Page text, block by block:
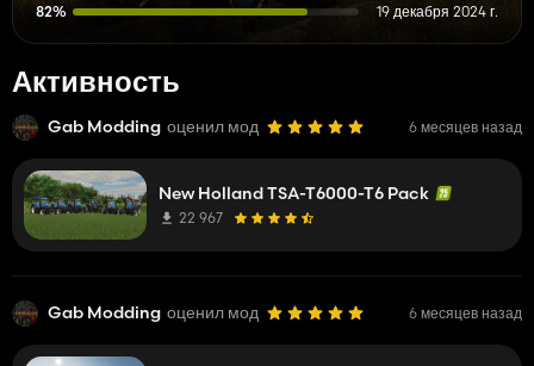
82% 19 декабря 2024 г.
Активность
Gab Modding оценил мод 6 месяцев назад
New Holland TSA-T6000-T6 Pack
22 967
Gab Modding оценил мод 6 месяцев назад